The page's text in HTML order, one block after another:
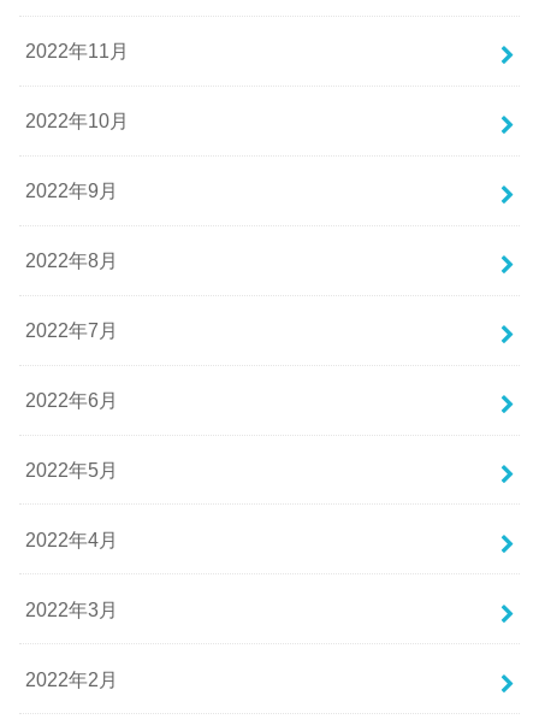
2022年11月
2022年10月
2022年9月
2022年8月
2022年7月
2022年6月
2022年5月
2022年4月
2022年3月
2022年2月